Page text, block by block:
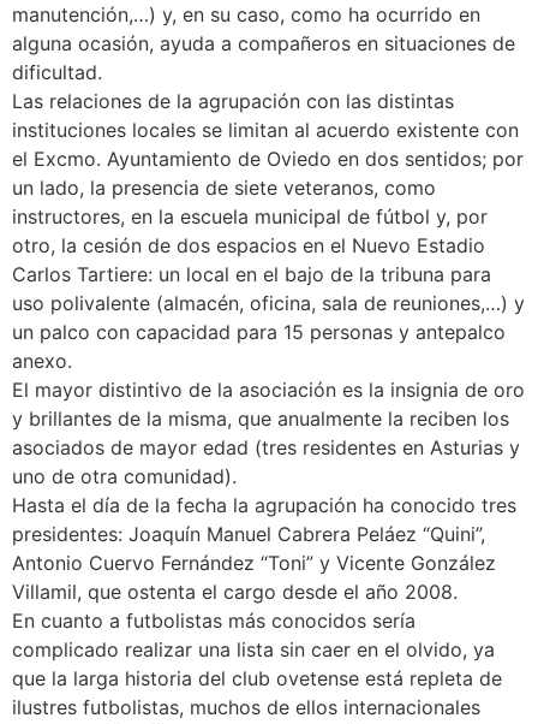
manutención,…) y, en su caso, como ha ocurrido en
alguna ocasión, ayuda a compañeros en situaciones de
dificultad.
Las relaciones de la agrupación con las distintas
instituciones locales se limitan al acuerdo existente con
el Excmo. Ayuntamiento de Oviedo en dos sentidos; por
un lado, la presencia de siete veteranos, como
instructores, en la escuela municipal de fútbol y, por
otro, la cesión de dos espacios en el Nuevo Estadio
Carlos Tartiere: un local en el bajo de la tribuna para
uso polivalente (almacén, oficina, sala de reuniones,…) y
un palco con capacidad para 15 personas y antepalco
anexo.
El mayor distintivo de la asociación es la insignia de oro
y brillantes de la misma, que anualmente la reciben los
asociados de mayor edad (tres residentes en Asturias y
uno de otra comunidad).
Hasta el día de la fecha la agrupación ha conocido tres
presidentes: Joaquín Manuel Cabrera Peláez “Quini”,
Antonio Cuervo Fernández “Toni” y Vicente González
Villamil, que ostenta el cargo desde el año 2008.
En cuanto a futbolistas más conocidos sería
complicado realizar una lista sin caer en el olvido, ya
que la larga historia del club ovetense está repleta de
ilustres futbolistas, muchos de ellos internacionales